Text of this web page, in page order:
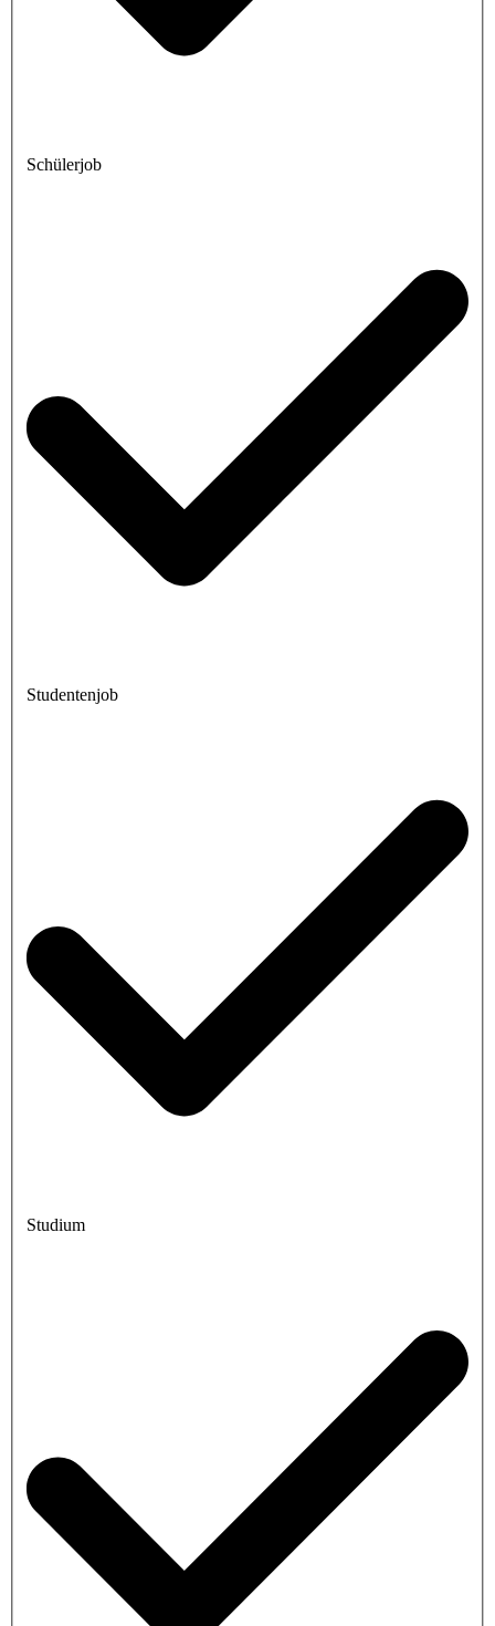
Schülerjob
Studentenjob
Studium